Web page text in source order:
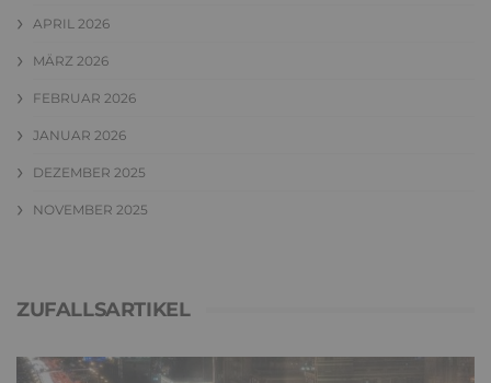
APRIL 2026
MÄRZ 2026
FEBRUAR 2026
JANUAR 2026
DEZEMBER 2025
NOVEMBER 2025
ZUFALLSARTIKEL